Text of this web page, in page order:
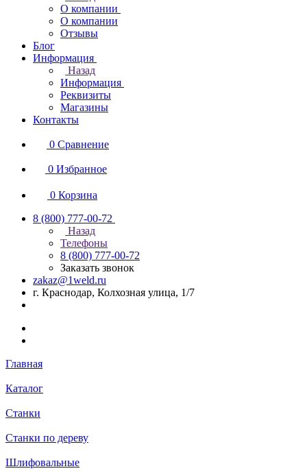
О компании
О компании
Отзывы
Блог
Информация
Назад
Информация
Реквизиты
Магазины
Контакты
0 Сравнение
0 Избранное
0 Корзина
8 (800) 777-00-72
Назад
Телефоны
8 (800) 777-00-72
Заказать звонок
zakaz@1weld.ru
г. Краснодар, Колхозная улица, 1/7
Главная
Каталог
Станки
Станки по дереву
Шлифовальные